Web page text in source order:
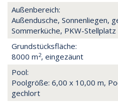
Außenbereich:
Außendusche, Sonnenliegen,
Sommerküche, PKW-Stellplatz
Grundstücksfläche:
8000 m2, eingezäunt
Pool:
Poolgröße: 6,00 x 10,00 m,
gechlort